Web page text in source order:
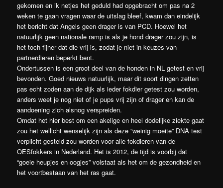
gekomen en ik netjes het geduld had opgebracht om pas na 2
weken te gaan vragen waar de uitslag bleef, kwam dan eindelijk
het bericht dat Angels geen drager is van PCD. Hoewel het
natuurlijk geen nationale ramp is als je hond drager zou zijn, is
het toch fijner dat die vrij is, zodat je niet in keuzes van
partnerdieren beperkt bent.
Ondertussen is een groot deel van de honden in NL getest en vrij
bevonden. Goed nieuws natuurlijk, maar dit soort dingen zetten
pas echt zoden aan de dijk als ieder fokdier getest zou worden,
anders weet je nog niet of je pups vrij zijn of drager en kan de
aandoening zich alsnog verspreiden.
Omdat het hier best om een akelige en heel dodelijke ziekte gaat
zou het wellicht wenselijk zijn als deze “weinig moeite” DNA test
verplicht gesteld zou worden voor alle fokdieren van de
OESfokkers in Nederland. Het is 2012, de tijd is voorbij dat
“goeie heupjes en oogjes” volstaat als het om de gezondheid en
het voortbestaan van het ras gaat.